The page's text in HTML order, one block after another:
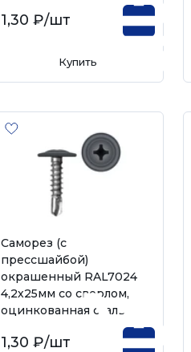
1,30 ₽/шт
Купить
Саморез (с
прессшайбой)
окрашенный RAL7024
4,2х25мм со сверлом,
оцинкованная сталь
1,30 ₽/шт